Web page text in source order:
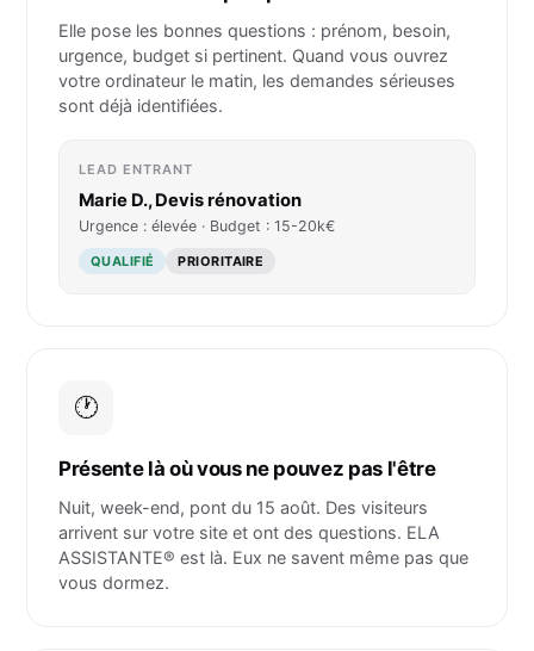
Elle pose les bonnes questions : prénom, besoin,
urgence, budget si pertinent. Quand vous ouvrez
votre ordinateur le matin, les demandes sérieuses
sont déjà identifiées.
LEAD ENTRANT
Marie D., Devis rénovation
Urgence : élevée · Budget : 15-20k€
QUALIFIÉ PRIORITAIRE
🕐
Présente là où vous ne pouvez pas l'être
Nuit, week-end, pont du 15 août. Des visiteurs
arrivent sur votre site et ont des questions. ELA
ASSISTANTE® est là. Eux ne savent même pas que
vous dormez.